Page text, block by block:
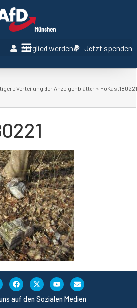
Mitglied werden Jetzt spenden
Verteilung der Anzeigenblätter » FoKast180221
auf den Sozialen Medien